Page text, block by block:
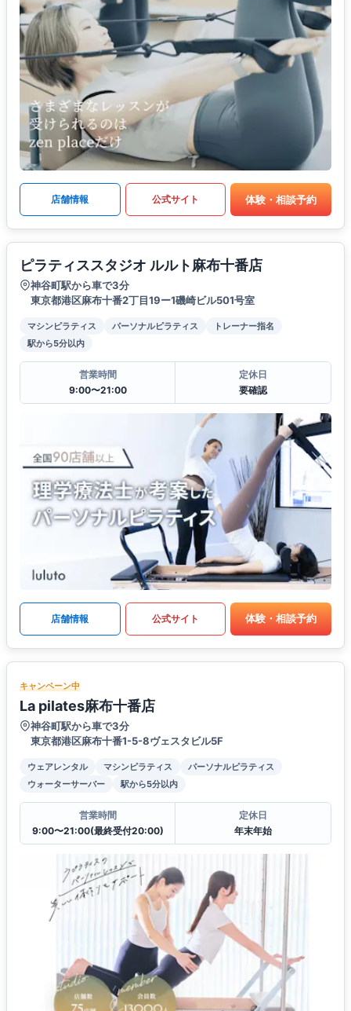
店舗情報 公式サイト 体験・相談予約
ピラティススタジオ ルルト麻布十番店
神谷町駅から車で3分
東京都港区麻布十番2丁目19ー1磯崎ビル501号室
マシンピラティス パーソナルピラティス
トレーナー指名
駅から5分以内
営業時間
9:00〜21:00
定休日
要確認
店舗情報 公式サイト 体験・相談予約
キャンペーン中
La pilates麻布十番店
神谷町駅から車で3分
東京都港区麻布十番1-5-8ヴェスタビル5F
ウェアレンタル マシンピラティス
パーソナルピラティス
ウォーターサーバー
駅から5分以内
営業時間
9:00〜21:00(最終受付20:00)
定休日
年末年始